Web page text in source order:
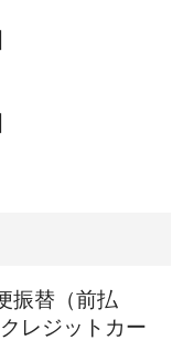
振替（前払
レジットカー